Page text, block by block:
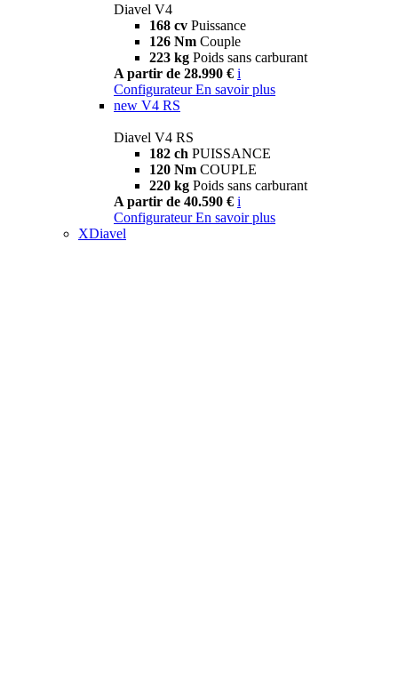
Diavel V4
168 cv Puissance
126 Nm Couple
223 kg Poids sans carburant
A partir de 28.990 € i
Configurateur En savoir plus
new V4 RS
Diavel V4 RS
182 ch PUISSANCE
120 Nm COUPLE
220 kg Poids sans carburant
A partir de 40.590 € i
Configurateur En savoir plus
XDiavel